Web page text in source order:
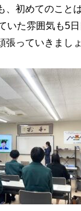
、初めてのこと
いた雰囲気も5
張っていきまし